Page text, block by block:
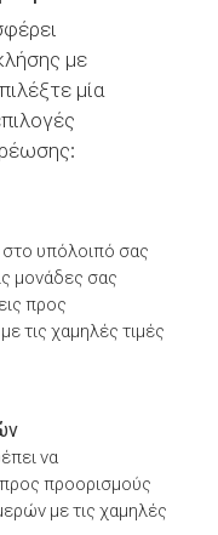
με
μία
υπόλοιπό σας
μονάδες σας
προς
τις χαμηλές τιμές
να
προς προορισμούς
με τις χαμηλές